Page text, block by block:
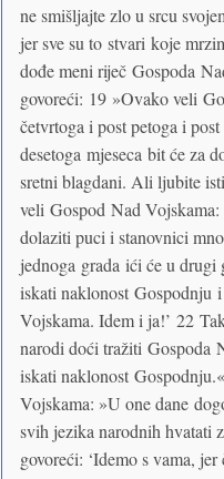
ne smišljajte zlo u srcu
jer sve su to stvari koje
dođe meni riječ Gospoda
govoreći: 19 »Ovako veli
četvrtoga i post petoga i
desetoga mjeseca bit će za
sretni blagdani. Ali ljubite
veli Gospod Nad Vojskama:
dolaziti puci i stanovnici
jednoga grada ići će u drugi
iskati naklonost Gospodnju
Vojskama. Idem i ja!’ 22
narodi doći tražiti Gospoda
iskati naklonost
Vojskama: »U one dane
svih jezika narodnih hvatati
govoreći: ‘Idemo s vama,